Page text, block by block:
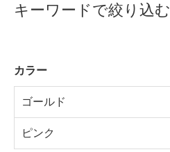
キーワードで絞り込む
カラー
ゴールド
ピンク